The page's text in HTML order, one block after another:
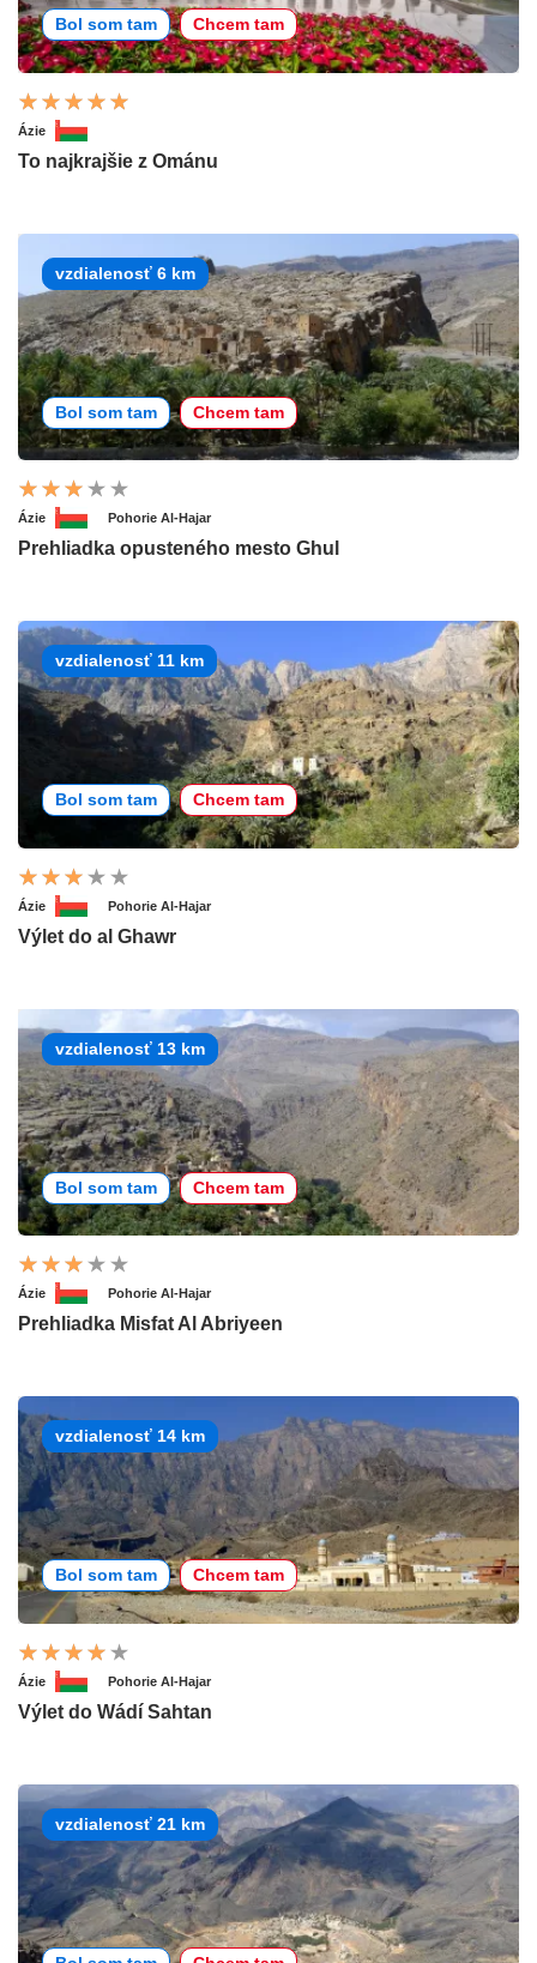
Bol som tam Chcem tam
Ázie
To najkrajšie z Ománu
vzdialenosť 6 km
Bol som tam Chcem tam
Ázie Pohorie Al-Hajar
Prehliadka opusteného mesto Ghul
vzdialenosť 11 km
Bol som tam Chcem tam
Ázie Pohorie Al-Hajar
Výlet do al Ghawr
vzdialenosť 13 km
Bol som tam Chcem tam
Ázie Pohorie Al-Hajar
Prehliadka Misfat Al Abriyeen
vzdialenosť 14 km
Bol som tam Chcem tam
Ázie Pohorie Al-Hajar
Výlet do Wádí Sahtan
vzdialenosť 21 km